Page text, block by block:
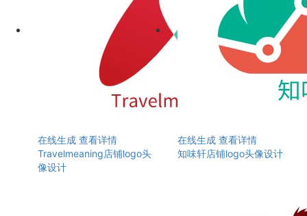
在线生成 查看详情
Travelmeaning店铺logo头
像设计
在线生成 查看详情
知味轩店铺logo头像设计